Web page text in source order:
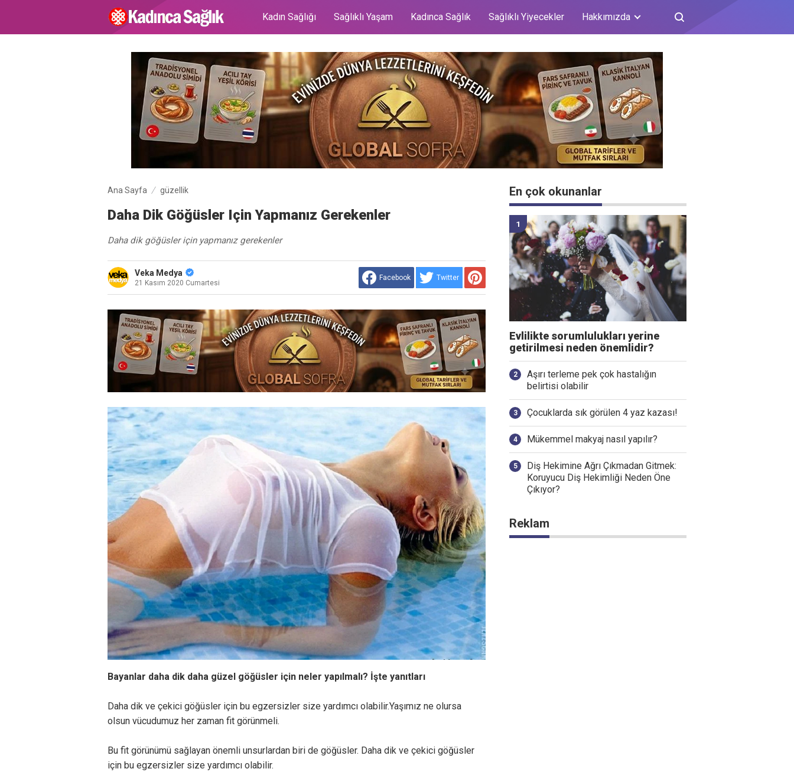
Kadın Sağlığı Sağlıklı Yaşam Kadınca Sağlık Sağlıklı Yiyecekler Hakkımızda
Ana Sayfa güzellik
Daha Dik Göğüsler Için Yapmanız Gerekenler
Daha dik göğüsler için yapmanız gerekenler
Veka Medya
21 Kasım 2020 Cumartesi
Facebook Twitter
Bayanlar daha dik daha güzel göğüsler için neler yapılmalı? İşte yanıtları
Daha dik ve çekici göğüsler için bu egzersizler size yardımcı olabilir.Yaşımız ne olursa
olsun vücudumuz her zaman fit görünmeli.
Bu fit görünümü sağlayan önemli unsurlardan biri de göğüsler. Daha dik ve çekici göğüsler
için bu egzersizler size yardımcı olabilir.
En çok okunanlar
Evlilikte sorumlulukları yerine
getirilmesi neden önemlidir?
Aşırı terleme pek çok hastalığın
belirtisi olabilir
Çocuklarda sık görülen 4 yaz kazası!
Mükemmel makyaj nasıl yapılır?
Diş Hekimine Ağrı Çıkmadan Gitmek:
Koruyucu Diş Hekimliği Neden Öne
Çıkıyor?
Reklam